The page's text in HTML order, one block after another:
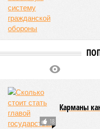
Княжество Монако. В
учётом богатства и
клочка суши. Но второе
85 с копейками.
Далее следуют Южная
года, от лидеров
Владимир Путин
эта цифра выросла до 78
года. Как это будет